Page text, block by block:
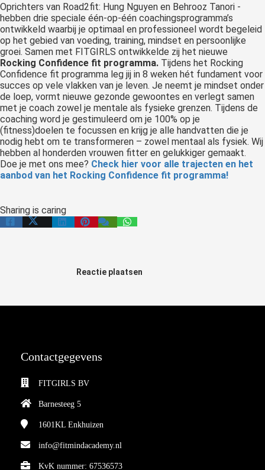
Oprichters van Road2fit: Hung Nguyen en Behrooz Tanori -
hebben drie speciale één-op-één coachingsprogramma’s
ontwikkeld waarbij je optimaal en professioneel wordt begeleid
op het gebied van voeding, training, mindset en persoonlijke
groei. Samen met FITGIRLS ontwikkelde zij het nieuwe
Rocking Confidence fit programma. Tijdens het Rocking
Confidence fit programma leg jij in 8 weken hét fundament voor
succes op vele vlakken van je leven. Je neemt je mindset onder
de loep, vormt nieuwe gezonde gewoontes en verlegt samen
met je coach zowel je mentale als fysieke grenzen. Tijdens de
coaching word je gestimuleerd om je 100% op je
(fitness)doelen te focussen en krijg je alle handvatten die je
nodig hebt om te transformeren – zowel mentaal als fysiek. Wij
hebben al honderden vrouwen fitter en gelukkiger gemaakt.
Doe je met ons mee? Check hier voor alle trajecten en het
aanbod van het Rocking Confidence fit programma!
Sharing is caring
Reactie plaatsen
Contactgegevens
FITGIRLS BV
Barnesteeg 5
1601KL Enkhuizen
info@fitmindacademy.nl
KvK nummer: 67536573